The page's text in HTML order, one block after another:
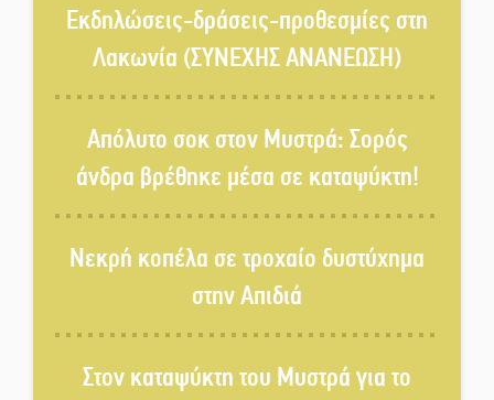
Πετρίνα: Αντάμωμα με μουσική,
χορό και παράδοση
Σωτήρια επέμβαση για ναυτικό
ανοιχτά του Γυθείου
παγκόσμια Σπαρτιατόπουλα
Ξηροκάμπι με Ίκαρη και
Ζερβάκη
Εκδηλώσεις-δράσεις-προθεσμίες στη
Λακωνία (ΣΥΝΕΧΗΣ ΑΝΑΝΕΩΣΗ)
Απόλυτο σοκ στον Μυστρά: Σορός
άνδρα βρέθηκε μέσα σε καταψύκτη!
Νεκρή κοπέλα σε τροχαίο δυστύχημα
στην Απιδιά
Στον καταψύκτη του Μυστρά για το